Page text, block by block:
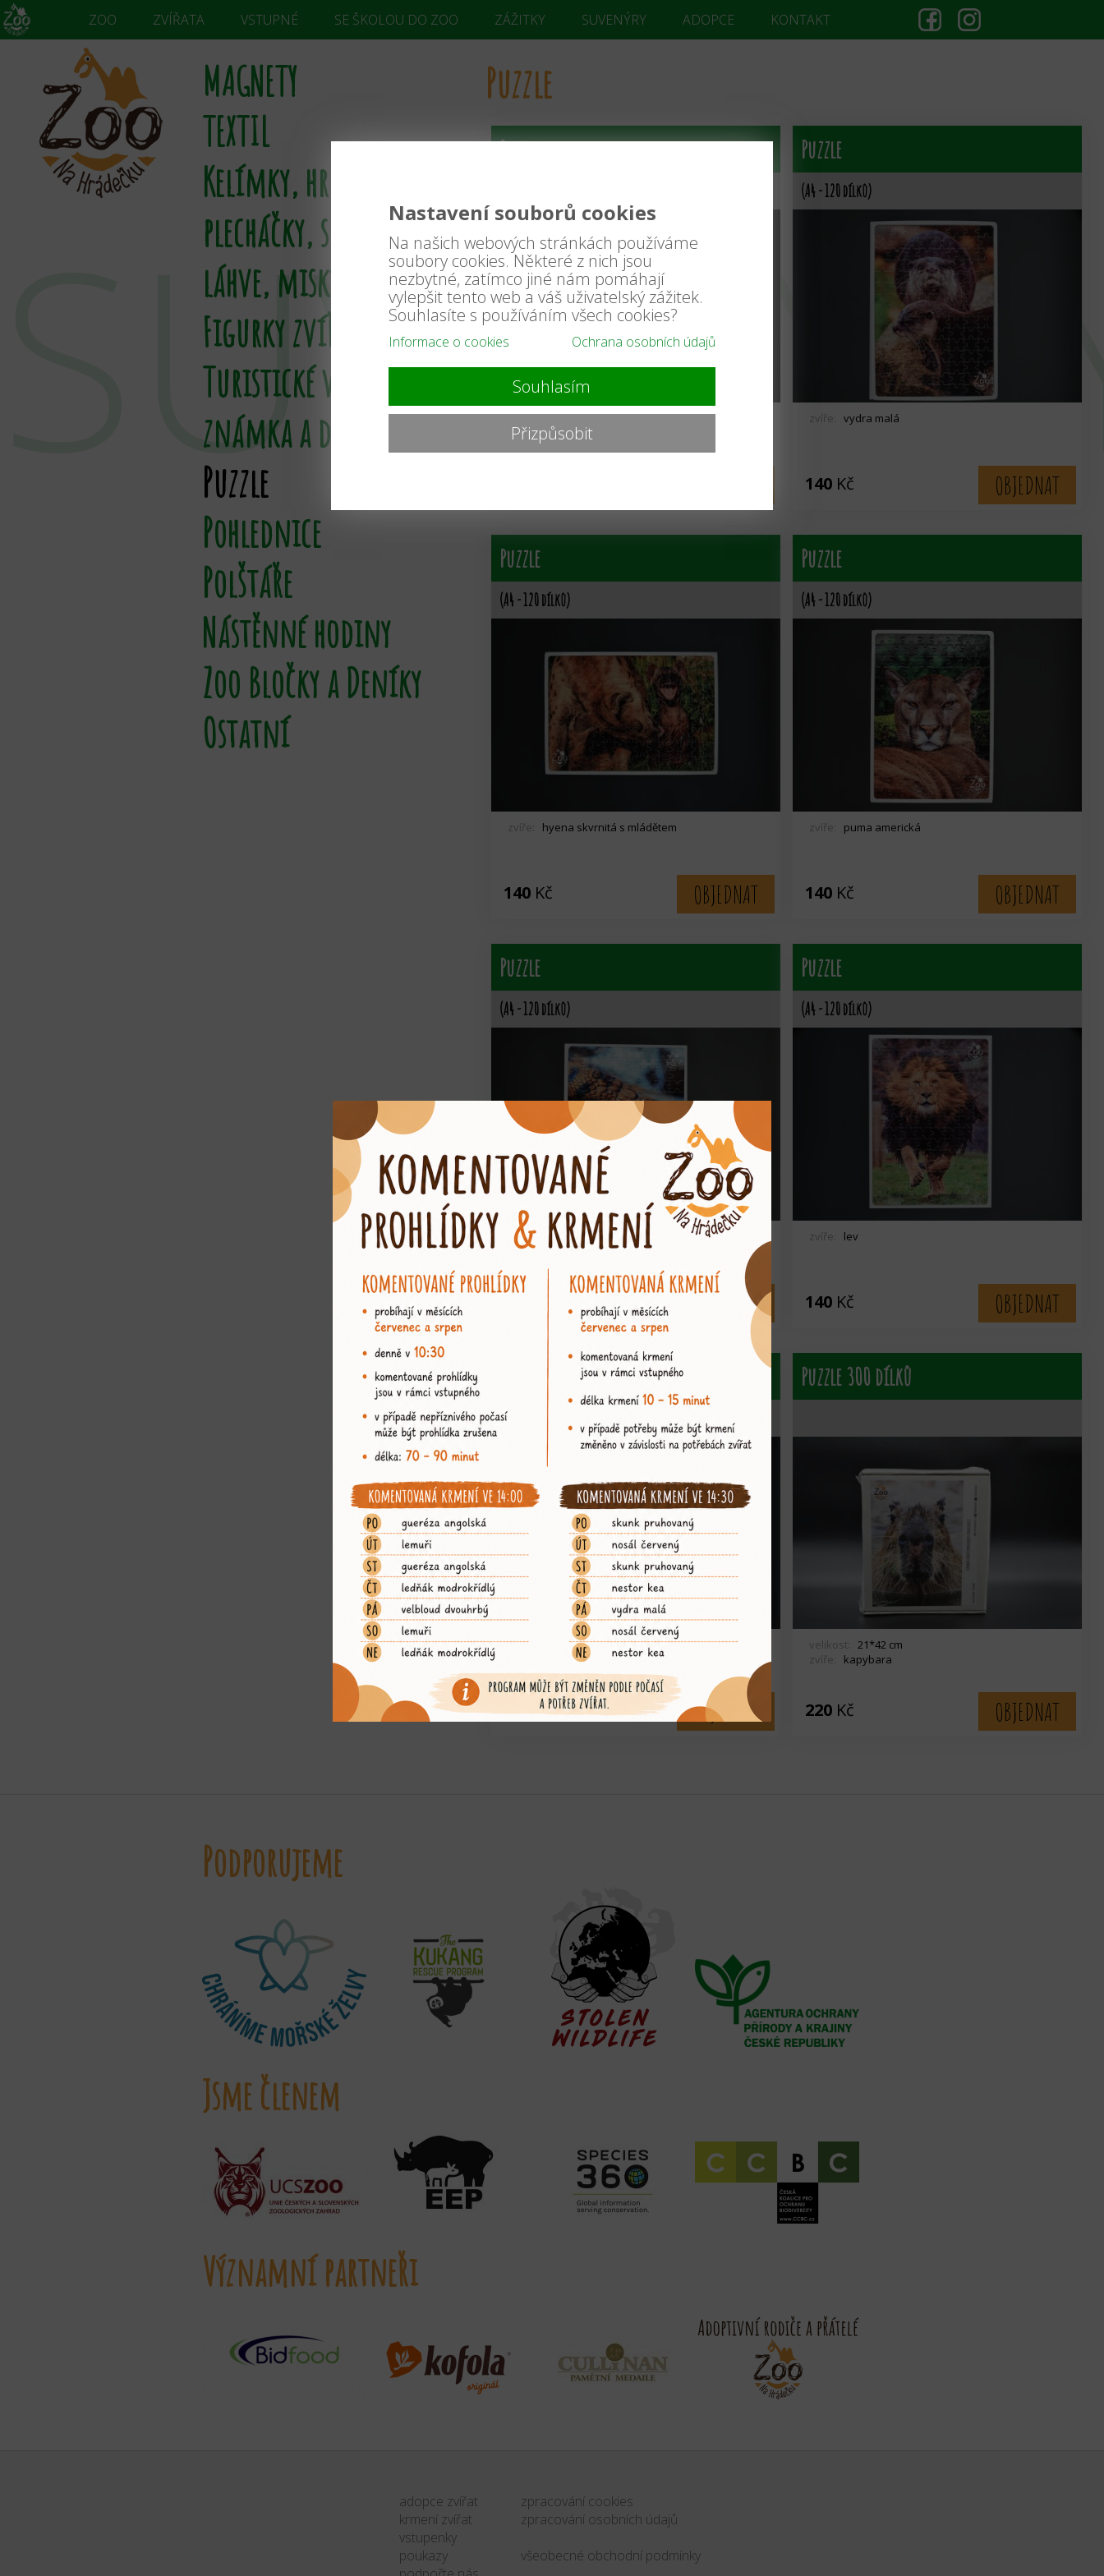
ZOO ZVÍŘATA VSTUPNÉ SE ŠKOLOU DO ZOO ZÁŽITKY SUVENÝRY ADOPCE KONTAKT
MAGNETY
TEXTIL
Kelímky, hrnky,
plecháčky, sklenice,
láhve, misky
Figurky zvířat
Turistické vizitky,
známka a deníky
Puzzle
Pohlednice
Polštáře
Nástěnné hodiny
Zoo Bločky a Deníky
Ostatní
Puzzle
Puzzle
zvíře:ara arakanga
Puzzle
(A4 - 120 dílků)
zvíře: vydra malá
140Kč OBJEDNAT
Puzzle
(A4 - 120 dílků)
zvíře: hyena skvrnitá s mládětem
140 Kč OBJEDNAT
Puzzle
(A4 - 120 dílků)
zvíře: puma americká
140Kč OBJEDNAT
Puzzle
(A4 - 120 dílků)
zvíře:krajta ametystová
OBJEDNAT
Puzzle
(A4 - 120 dílků)
zvíře: lev
140Kč OBJEDNAT
(A4 - 120 dílků)
zvíře: surikata
140Kč OBJEDNAT
Puzzle 300 dílků
velikost:
21*42 cm
zvíře:
kapybara
220Kč OBJEDNAT
Podporujeme
Jsme členem
Významní partneři
Nastavení souborů cookies
Na našich webových stránkách používáme
soubory cookies. Některé z nich jsou
nezbytné, zatímco jiné nám pomáhají
vylepšit tento web a váš uživatelský zážitek.
Souhlasíte s používáním všech cookies?
Informace o cookies Ochrana osobních údajů
Souhlasím
Přizpůsobit
adopce zvířat
krmení zvířat
vstupenky
poukazy
zpracování cookies
zpracování osobních údajů
všeobecné obchodní podmínky